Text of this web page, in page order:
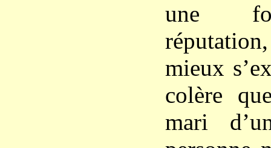
une
mieux
colère
mari